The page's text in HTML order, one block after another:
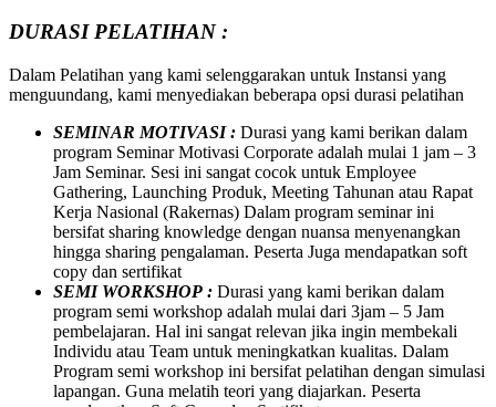
DURASI PELATIHAN :
Dalam Pelatihan yang kami selenggarakan untuk Instansi yang
menguundang, kami menyediakan beberapa opsi durasi pelatihan
SEMINAR MOTIVASI : Durasi yang kami berikan dalam
program Seminar Motivasi Corporate adalah mulai 1 jam – 3
Jam Seminar. Sesi ini sangat cocok untuk Employee
Gathering, Launching Produk, Meeting Tahunan atau Rapat
Kerja Nasional (Rakernas) Dalam program seminar ini
bersifat sharing knowledge dengan nuansa menyenangkan
hingga sharing pengalaman. Peserta Juga mendapatkan soft
copy dan sertifikat
SEMI WORKSHOP : Durasi yang kami berikan dalam
program semi workshop adalah mulai dari 3jam – 5 Jam
pembelajaran. Hal ini sangat relevan jika ingin membekali
Individu atau Team untuk meningkatkan kualitas. Dalam
Program semi workshop ini bersifat pelatihan dengan simulasi
lapangan. Guna melatih teori yang diajarkan. Peserta